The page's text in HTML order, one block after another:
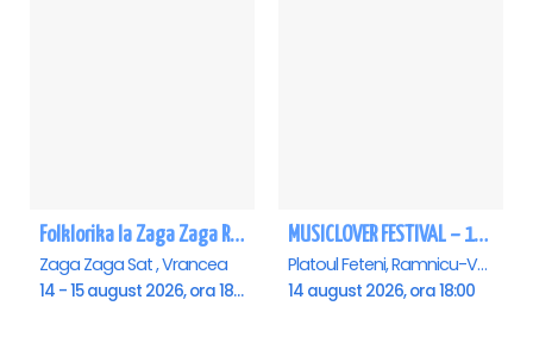
Folklorika la Zaga Zaga Resort - Anulat
Zaga Zaga Sat , Vrancea
14 - 15 august 2026, ora 18:00
MUSICLOVER FESTIVAL – 14 August – Puya, Johny Romano, Shift, Badd G, DJ Matei & Bogdanov
Platoul Feteni, Ramnicu-Valcea
14 august 2026, ora 18:00